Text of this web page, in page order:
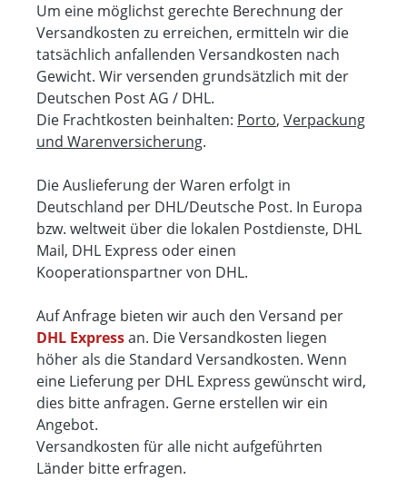
Um eine möglichst gerechte Berechnung der
Versandkosten zu erreichen, ermitteln wir die
tatsächlich anfallenden Versandkosten nach
Gewicht. Wir versenden grundsätzlich mit der
Deutschen Post AG / DHL.
Die Frachtkosten beinhalten: Porto, Verpackung
und Warenversicherung.
Die Auslieferung der Waren erfolgt in
Deutschland per DHL/Deutsche Post. In Europa
bzw. weltweit über die lokalen Postdienste, DHL
Mail, DHL Express oder einen
Kooperationspartner von DHL.
Auf Anfrage bieten wir auch den Versand per
DHL Expressan. Die Versandkosten liegen
höher als die Standard Versandkosten. Wenn
eine Lieferung per DHL Express gewünscht wird,
dies bitte anfragen. Gerne erstellen wir ein
Angebot.
Versandkosten für alle nicht aufgeführten
Länder bitte erfragen.